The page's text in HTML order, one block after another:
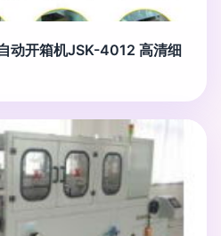
动开箱机JSK-4012 高清细